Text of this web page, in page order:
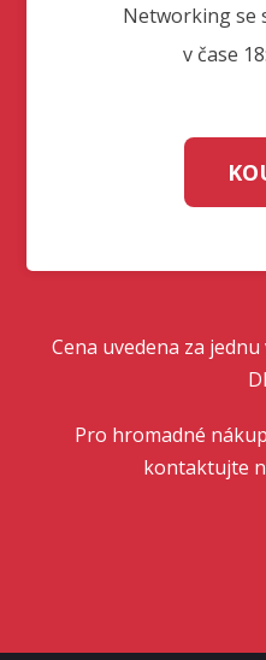
Networking se
v čase
Cena uvedena za
Pro hromadné
kontaktujte